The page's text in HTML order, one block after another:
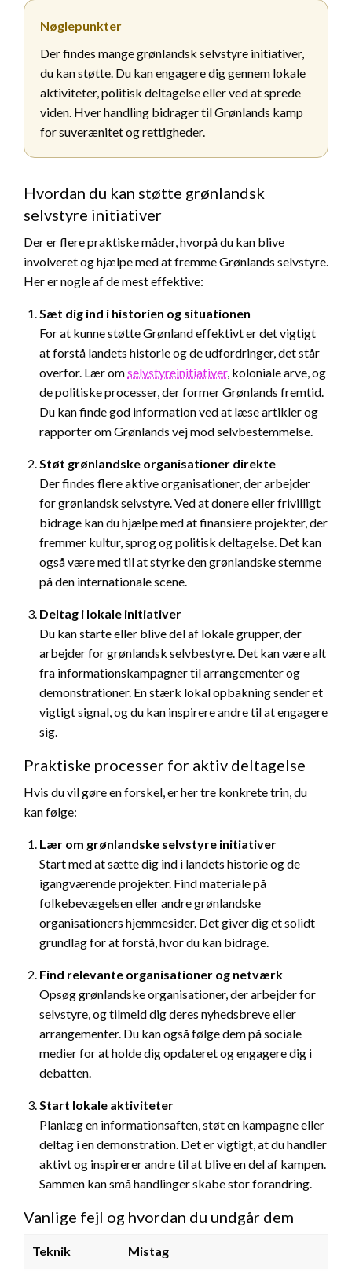
Nøglepunkter
Der findes mange grønlandsk selvstyre initiativer,
du kan støtte. Du kan engagere dig gennem lokale
aktiviteter, politisk deltagelse eller ved at sprede
viden. Hver handling bidrager til Grønlands kamp
for suverænitet og rettigheder.
Hvordan du kan støtte grønlandsk
selvstyre initiativer
Der er flere praktiske måder, hvorpå du kan blive
involveret og hjælpe med at fremme Grønlands selvstyre.
Her er nogle af de mest effektive:
Sæt dig ind i historien og situationen
For at kunne støtte Grønland effektivt er det vigtigt
at forstå landets historie og de udfordringer, det står
overfor. Lær omselvstyreinitiativer, koloniale arve, og
de politiske processer, der former Grønlands fremtid.
Du kan finde god information ved at læse artikler og
rapporter om Grønlands vej mod selvbestemmelse.
Støt grønlandske organisationer direkte
Der findes flere aktive organisationer, der arbejder
for grønlandsk selvstyre. Ved at donere eller frivilligt
bidrage kan du hjælpe med at finansiere projekter, der
fremmer kultur, sprog og politisk deltagelse. Det kan
også være med til at styrke den grønlandske stemme
på den internationale scene.
Deltag i lokale initiativer
Du kan starte eller blive del af lokale grupper, der
arbejder for grønlandsk selvbestyre. Det kan være alt
fra informationskampagner til arrangementer og
demonstrationer. En stærk lokal opbakning sender et
vigtigt signal, og du kan inspirere andre til at engagere
sig.
Praktiske processer for aktiv deltagelse
Hvis du vil gøre en forskel, er her tre konkrete trin, du
kan følge:
Lær om grønlandske selvstyre initiativer
Start med at sætte dig ind i landets historie og de
igangværende projekter. Find materiale på
folkebevægelsen eller andre grønlandske
organisationers hjemmesider. Det giver dig et solidt
grundlag for at forstå, hvor du kan bidrage.
Find relevante organisationer og netværk
Opsøg grønlandske organisationer, der arbejder for
selvstyre, og tilmeld dig deres nyhedsbreve eller
arrangementer. Du kan også følge dem på sociale
medier for at holde dig opdateret og engagere dig i
debatten.
Start lokale aktiviteter
Planlæg en informationsaften, støt en kampagne eller
deltag i en demonstration. Det er vigtigt, at du handler
aktivt og inspirerer andre til at blive en del af kampen.
Sammen kan små handlinger skabe stor forandring.
Vanlige fejl og hvordan du undgår dem
Teknik Mistag